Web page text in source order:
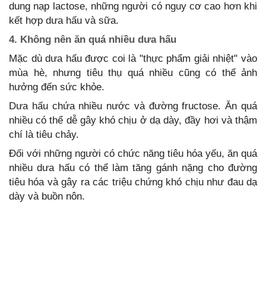
dung nạp lactose, những người có nguy cơ cao hơn khi
kết hợp dưa hấu và sữa.
4. Không nên ăn quá nhiều dưa hấu
Mặc dù dưa hấu được coi là "thực phẩm giải nhiệt" vào
mùa hè, nhưng tiêu thụ quá nhiều cũng có thể ảnh
hưởng đến sức khỏe.
Dưa hấu chứa nhiều nước và đường fructose. Ăn quá
nhiều có thể dễ gây khó chịu ở dạ dày, đầy hơi và thậm
chí là tiêu chảy.
Đối với những người có chức năng tiêu hóa yếu, ăn quá
nhiều dưa hấu có thể làm tăng gánh nặng cho đường
tiêu hóa và gây ra các triệu chứng khó chịu như đau dạ
dày và buồn nôn.